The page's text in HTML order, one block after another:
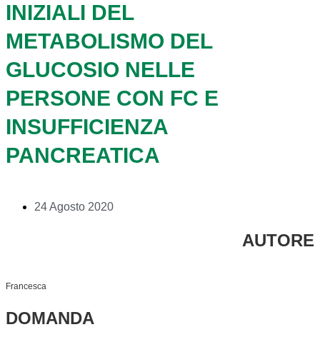
INIZIALI DEL
METABOLISMO DEL
GLUCOSIO NELLE
PERSONE CON FC E
INSUFFICIENZA
PANCREATICA
24 Agosto 2020
AUTORE
Francesca
DOMANDA